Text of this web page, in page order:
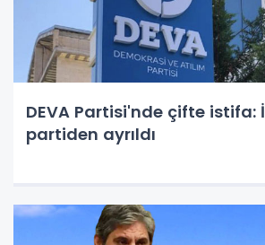
DEVA Partisi'nde çifte istifa:
partiden ayrıldı